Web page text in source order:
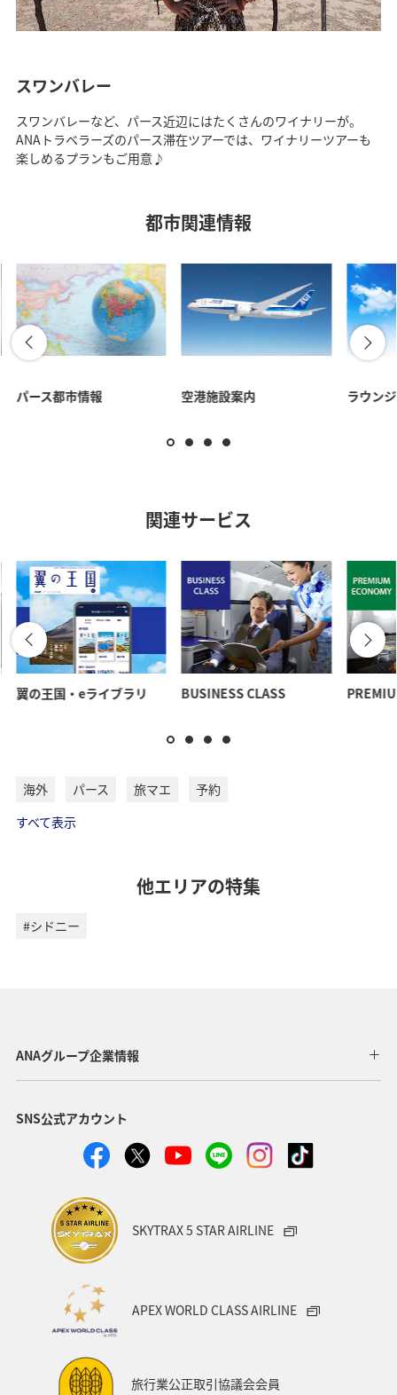
スワンバレー
スワンバレーなど、パース近辺にはたくさんのワイナリーが。
ANAトラベラーズのパース滞在ツアーでは、ワイナリーツアーも
楽しめるプランもご用意♪
都市関連情報
パース都市情報 空港施設案内 ラウン
関連サービス
翼の王国・eライブラリ BUSINESS CLASS
海外 パース 旅マエ
予約
すべて表示
他エリアの特集
#シドニー
ANAグループ企業情報
SNS公式アカウント
SKYTRAX 5 STAR AIRLINE
APEX WORLD CLASS AIRLINE
旅行業公正取引協議会会員